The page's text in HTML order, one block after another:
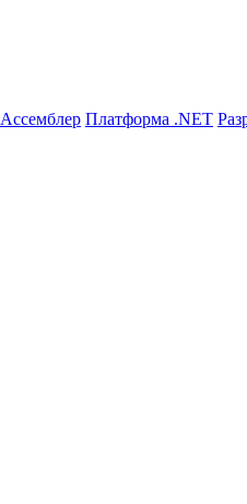
Ассемблер Платформа .NET